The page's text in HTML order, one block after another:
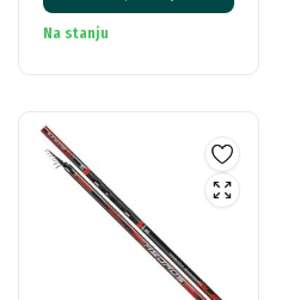
Na stanju